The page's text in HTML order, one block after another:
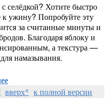
селёдкой? Хотите быстро
к ужину? Попробуйте эту
за считанные минуты и
Благодаря яблоку и
а текстура —
намазывания.
вверх^ к полной версии